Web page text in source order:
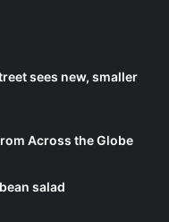
sees new, smaller
Across the Globe
salad